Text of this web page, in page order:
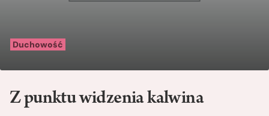
Duchowość
Z punktu widzenia kalwina